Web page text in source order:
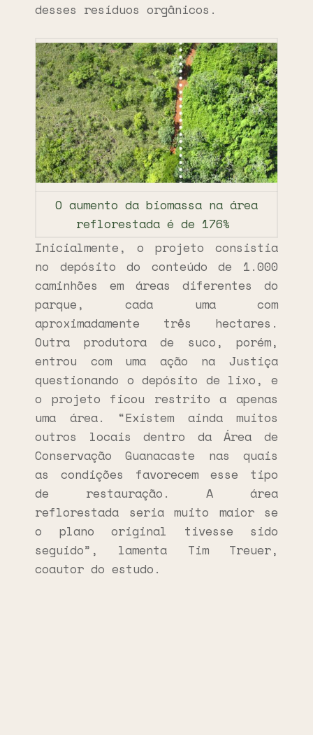
desses resíduos orgânicos.
O aumento da biomassa na área
reflorestada é de 176%
Inicialmente, o projeto consistia
no depósito do conteúdo de 1.000
caminhões em áreas diferentes do
parque, cada uma com
aproximadamente três hectares.
Outra produtora de suco, porém,
entrou com uma ação na Justiça
questionando o depósito de lixo, e
o projeto ficou restrito a apenas
uma área. “Existem ainda muitos
outros locais dentro da Área de
Conservação Guanacaste nas quais
as condições favorecem esse tipo
de restauração. A área
reflorestada seria muito maior se
o plano original tivesse sido
seguido”, lamenta Tim Treuer,
coautor do estudo.